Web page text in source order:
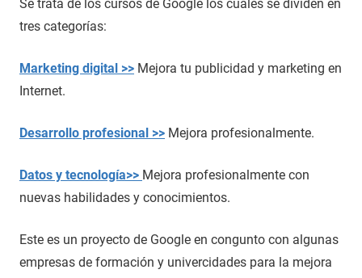
Se trata de los cursos de Google los cuales se dividen en
tres categorías:
Marketing digital >> Mejora tu publicidad y marketing en
Internet.
Desarrollo profesional >> Mejora profesionalmente.
Datos y tecnología>> Mejora profesionalmente con
nuevas habilidades y conocimientos.
Este es un proyecto de Google en congunto con algunas
empresas de formación y univercidades para la mejora